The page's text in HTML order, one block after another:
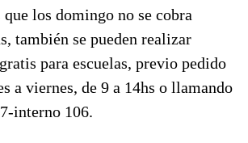
los domingo no se cobra
también se pueden realizar
para escuelas, previo pedido
a viernes, de 9 a 14hs o llamando
interno 106.